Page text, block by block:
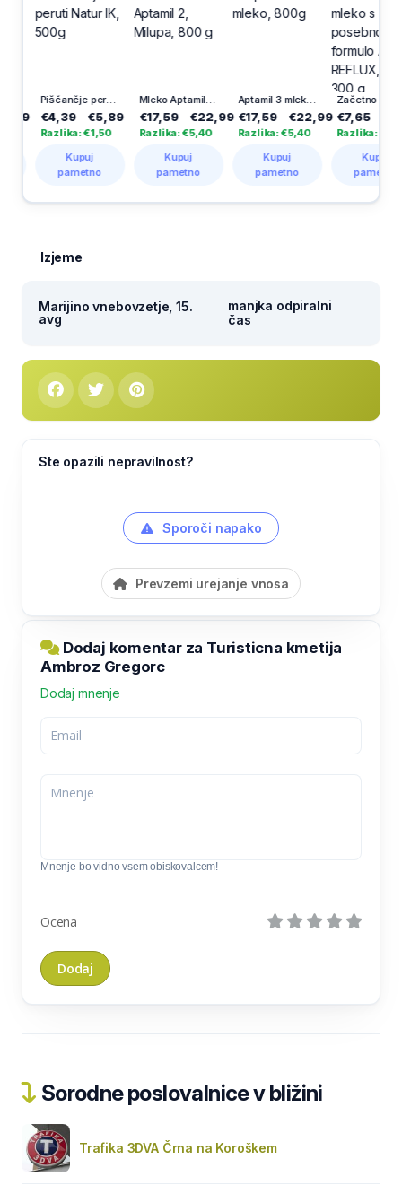
Piščančje peruti Natur IK, 500g
€4,39–€5,89
Razlika: €1,50
pametno
Mleko Aptamil 2, Milupa, 800 g
€17,59–€22,99
Razlika: €5,40
pametno
Aptamil 3 mleko, 800g
€17,59–€22,99
Razlika: €5,40
pametno
Začetno mleko s posebno formulo ANTI REFLUX, 0 m+, 300 g
€7,65–€12,99
Razlika: €5,34
pametno
Izjeme
Marijino vnebovzetje, 15.
avg
manjka odpiralni
čas
Ste opazili nepravilnost?
Sporoči napako
Prevzemi urejanje vnosa
Dodaj komentar za Turisticna kmetija
Ambroz Gregorc
Dodaj mnenje
Mnenje bo vidno vsem obiskovalcem!
Ocena
Sorodne poslovalnice v bližini
Trafika 3DVA Črna na Koroškem